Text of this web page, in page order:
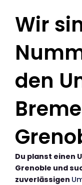
Wir
den
Du planst einen
Grenoble und
zuverlässigen